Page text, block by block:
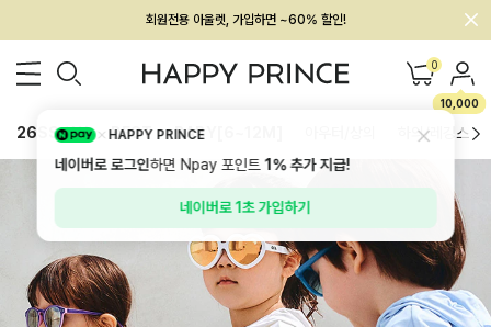
멤버십 최대 28,000원 혜택
0
10,000
26SS 신상 BEST BABY[6~12M] 하의/레깅스
HAPPY PRINCE
네이버로 로그인하면 Npay 포인트1%추가 지급!
네이버로 1초 가입하기